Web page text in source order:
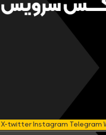
X-twitterInstagram Telegram